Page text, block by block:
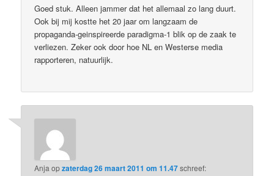
Goed stuk. Alleen jammer dat het allemaal zo lang duurt.
Ook bij mij kostte het 20 jaar om langzaam de
propaganda-geinspireerde paradigma-1 blik op de zaak te
verliezen. Zeker ook door hoe NL en Westerse media
rapporteren, natuurlijk.
Anja opzaterdag 26 maart 2011 om 11.47schreef: